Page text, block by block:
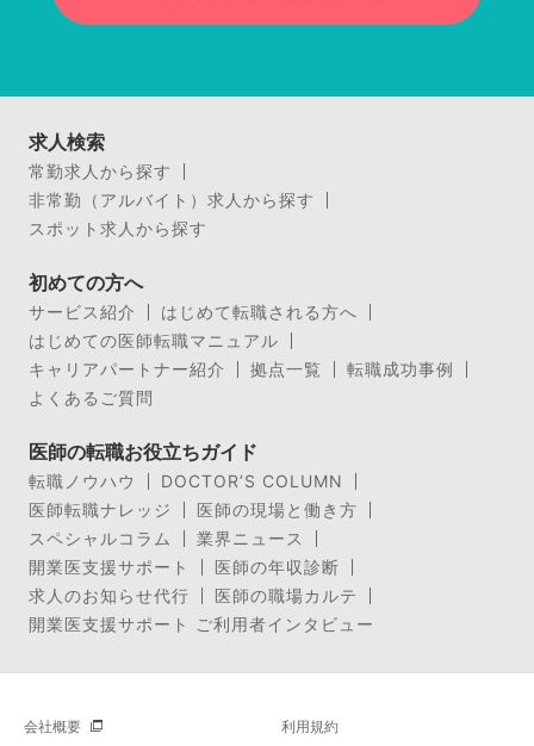
求人検索
常勤求人から探す
非常勤（アルバイト）求人から探す
スポット求人から探す
初めての方へ
サービス紹介
はじめて転職される方へ
はじめての医師転職マニュアル
キャリアパートナー紹介
拠点一覧
転職成功事例
よくあるご質問
医師の転職お役立ちガイド
転職ノウハウ
DOCTOR’S COLUMN
医師転職ナレッジ
医師の現場と働き方
スペシャルコラム
業界ニュース
開業医支援サポート
医師の年収診断
求人のお知らせ代行
医師の職場カルテ
開業医支援サポート ご利用者インタビュー
会社概要 利用規約